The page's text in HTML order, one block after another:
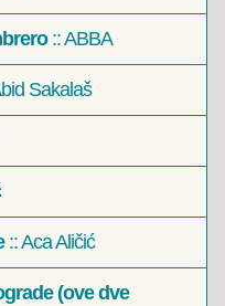
:: ABBA
Sakalaš
:: Aca Aličić
(ove dve